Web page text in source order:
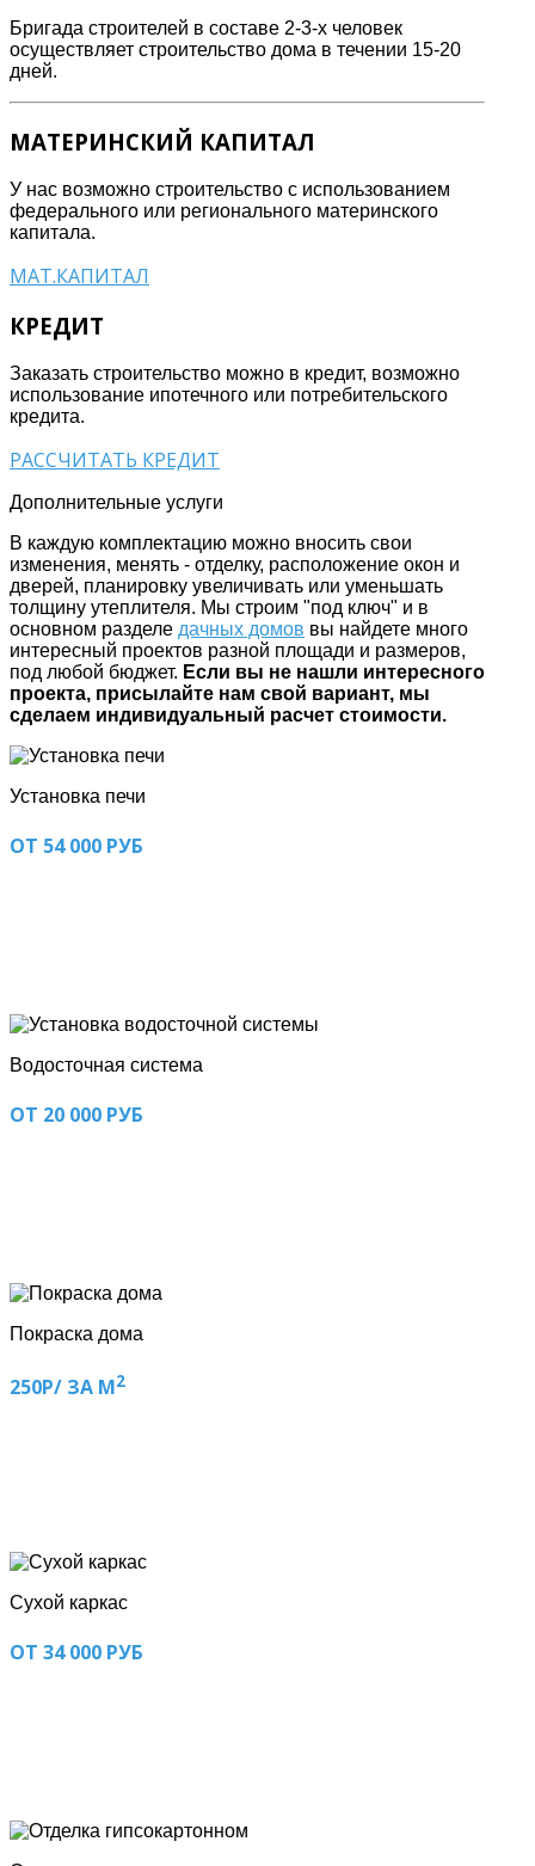
Бригада строителей в составе 2-3-х человек
осуществляет строительство дома в течении 15-20
дней.
МАТЕРИНСКИЙ КАПИТАЛ
У нас возможно строительство с использованием
федерального или регионального материнского
капитала.
МАТ.КАПИТАЛ
КРЕДИТ
Заказать строительство можно в кредит, возможно
использование ипотечного или потребительского
кредита.
РАССЧИТАТЬ КРЕДИТ
Дополнительные услуги
В каждую комплектацию можно вносить свои
изменения, менять - отделку, расположение окон и
дверей, планировку увеличивать или уменьшать
толщину утеплителя. Мы строим "под ключ" и в
основном разделе дачных домов вы найдете много
интересный проектов разной площади и размеров,
под любой бюджет. Если вы не нашли интересного
проекта, присылайте нам свой вариант, мы
сделаем индивидуальный расчет стоимости.
Установка печи
ОТ 54 000 РУБ
Водосточная система
ОТ 20 000 РУБ
Покраска дома
250Р/ ЗА М2
Сухой каркас
ОТ 34 000 РУБ